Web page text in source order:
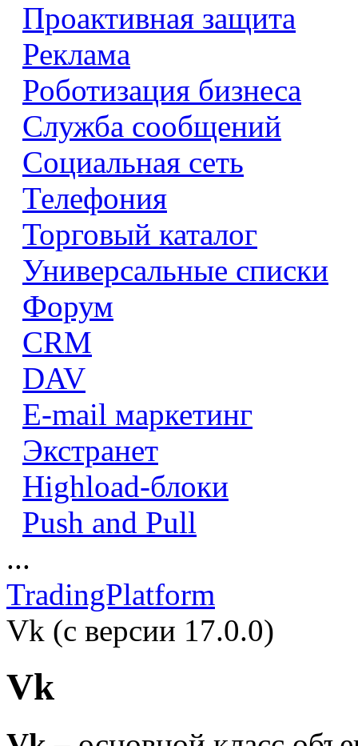
Проактивная защита
Реклама
Роботизация бизнеса
Служба сообщений
Социальная сеть
Телефония
Торговый каталог
Универсальные списки
Форум
CRM
DAV
E-mail маркетинг
Экстранет
Highload-блоки
Push and Pull
...
TradingPlatform
Vk (с версии 17.0.0)
Vk